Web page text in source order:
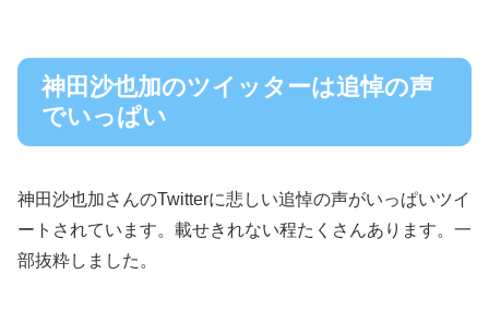
神田沙也加のツイッターは追悼の声
でいっぱい
神田沙也加さんのTwitterに悲しい追悼の声がいっぱいツイ
ートされています。載せきれない程たくさんあります。一
部抜粋しました。